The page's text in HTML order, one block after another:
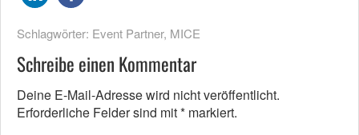
Schlagwörter: Event Partner, MICE
Schreibe einen Kommentar
Deine E-Mail-Adresse wird nicht veröffentlicht.
Erforderliche Felder sind mit* markiert.